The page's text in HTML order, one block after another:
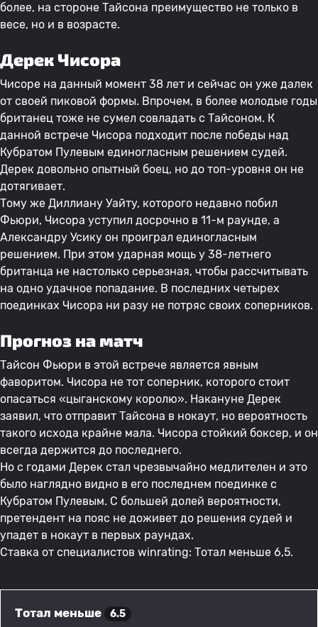
более, на стороне Тайсона преимущество не только в
весе, но и в возрасте.
Дерек Чисора
Чисоре на данный момент 38 лет и сейчас он уже далек
от своей пиковой формы. Впрочем, в более молодые годы
британец тоже не сумел совладать с Тайсоном. К
данной встрече Чисора подходит после победы над
Кубратом Пулевым единогласным решением судей.
Дерек довольно опытный боец, но до топ-уровня он не
дотягивает.
Тому же Диллиану Уайту, которого недавно побил
Фьюри, Чисора уступил досрочно в 11-м раунде, а
Александру Усику он проиграл единогласным
решением. При этом ударная мощь у 38-летнего
британца не настолько серьезная, чтобы рассчитывать
на одно удачное попадание. В последних четырех
поединках Чисора ни разу не потряс своих соперников.
Прогноз на матч
Тайсон Фьюри в этой встрече является явным
фаворитом. Чисора не тот соперник, которого стоит
опасаться «цыганскому королю». Накануне Дерек
заявил, что отправит Тайсона в нокаут, но вероятность
такого исхода крайне мала. Чисора стойкий боксер, и он
всегда держится до последнего.
Но с годами Дерек стал чрезвычайно медлителен и это
было наглядно видно в его последнем поединке с
Кубратом Пулевым. С большей долей вероятности,
претендент на пояс не доживет до решения судей и
упадет в нокаут в первых раундах.
Ставка от специалистов winrating: Тотал меньше 6,5.
Тотал меньше 6.5